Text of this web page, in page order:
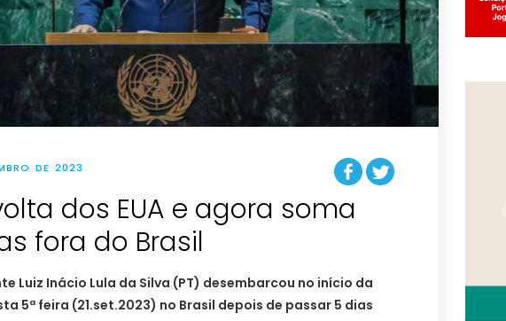
DE 2023
dos EUA e agora soma
fora do Brasil
Luiz Inácio Lula da Silva (PT) desembarcou no início da
5ª feira (21.set.2023) no Brasil depois de passar 5 dias